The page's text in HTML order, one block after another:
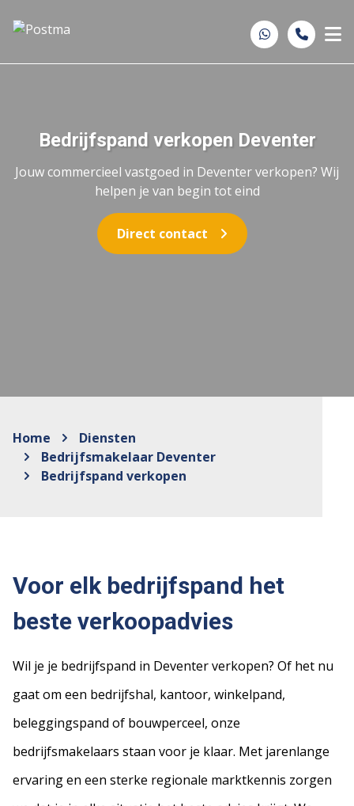
Bedrijfspand verkopen Deventer
Jouw commercieel vastgoed in Deventer verkopen? Wij
helpen je van begin tot eind
Direct contact
Home
Diensten
Bedrijfsmakelaar Deventer
Bedrijfspand verkopen
Voor elk bedrijfspand het
beste verkoopadvies
Wil je je bedrijfspand in Deventer verkopen? Of het nu
gaat om een bedrijfshal, kantoor, winkelpand,
beleggingspand of bouwperceel, onze
bedrijfsmakelaars staan voor je klaar. Met jarenlange
ervaring en een sterke regionale marktkennis zorgen